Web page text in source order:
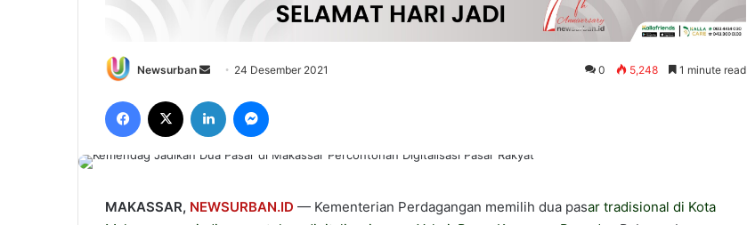
Newsurban
Send
email
24 Desember 2021 0 5,248 1 minute read
Facebook LinkedIn
MAKASSAR, NEWSURBAN.ID — Kementerian Perdagangan memilih dua pasar tradisional di Kota